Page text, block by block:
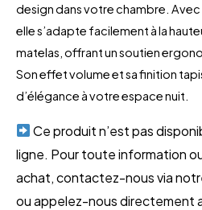
design dans votre chambre. Avec
elle s’adapte facilement à la
matelas, offrant un soutien
Son effet volume et sa finition
d’élégance à votre espace nuit.
Ce produit n’est pas
ligne. Pour toute information
achat, contactez-nous via
ou appelez-nous directement